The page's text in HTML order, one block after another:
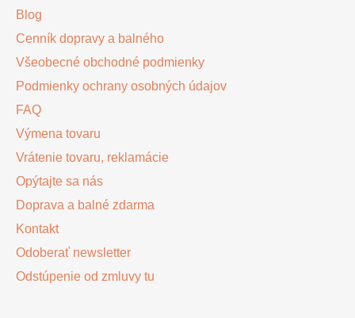
Blog
Cenník dopravy a balného
Všeobecné obchodné podmienky
Podmienky ochrany osobných údajov
FAQ
Výmena tovaru
Vrátenie tovaru, reklamácie
Opýtajte sa nás
Doprava a balné zdarma
Kontakt
Odoberať newsletter
Odstúpenie od zmluvy tu